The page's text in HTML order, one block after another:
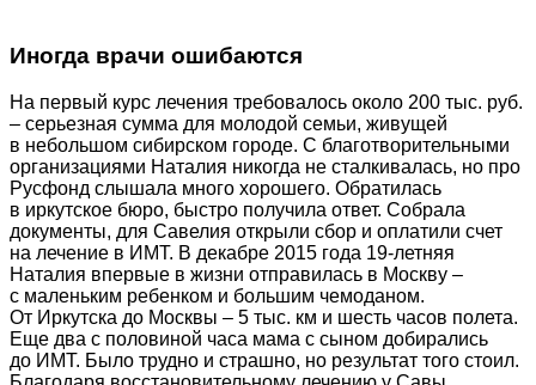
Иногда врачи ошибаются
На первый курс лечения требовалось около 200 тыс. руб.
– серьезная сумма для молодой семьи, живущей
в небольшом сибирском городе. С благотворительными
организациями Наталия никогда не сталкивалась, но про
Русфонд слышала много хорошего. Обратилась
в иркутское бюро, быстро получила ответ. Собрала
документы, для Савелия открыли сбор и оплатили счет
на лечение в ИМТ. В декабре 2015 года 19-летняя
Наталия впервые в жизни отправилась в Москву –
с маленьким ребенком и большим чемоданом.
От Иркутска до Москвы – 5 тыс. км и шесть часов полета.
Еще два с половиной часа мама с сыном добирались
до ИМТ. Было трудно и страшно, но результат того стоил.